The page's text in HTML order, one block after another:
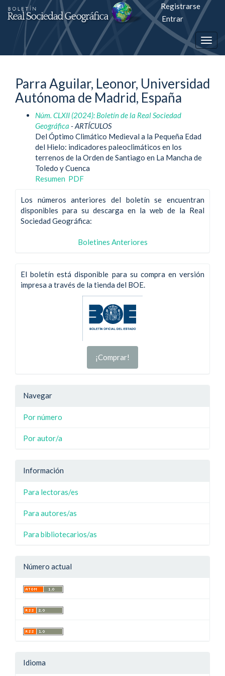
Salto
rápiso
a
página
de
contenido
Navegación
principal
Contenido
principal
lateral
Registrarse
Entrar
Parra Aguilar, Leonor, Universidad
Autónoma de Madrid, España
Núm. CLXII (2024): Boletín de la Real Sociedad
Geográfica - ARTÍCULOS
Del Óptimo Climático Medieval a la Pequeña Edad
del Hielo: indicadores paleoclimáticos en los
terrenos de la Orden de Santiago en La Mancha de
Toledo y Cuenca
Resumen PDF
Los números anteriores del boletín se encuentran
disponibles para su descarga en la web de la Real
Sociedad Geográfica:
Boletines Anteriores
El boletín está disponible para su compra en versión
impresa a través de la tienda del BOE.
¡Comprar!
Navegar
Por número
Por autor/a
Información
Para lectoras/es
Para autores/as
Para bibliotecarios/as
Número actual
Idioma